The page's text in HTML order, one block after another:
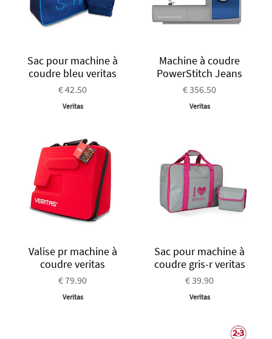
Sac pour machine à
coudre bleu veritas
€ 42.50
Veritas
Machine à coudre
PowerStitch Jeans
€ 356.50
Veritas
Valise pr machine à
coudre veritas
€ 79.90
Veritas
Sac pour machine à
coudre gris-r veritas
€ 39.90
Veritas